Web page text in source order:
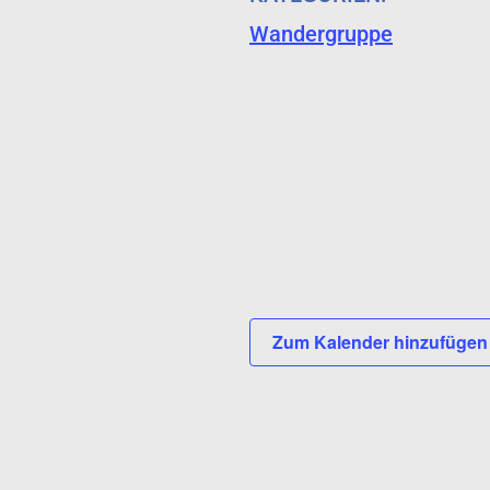
Wandergruppe
Zum Kalender